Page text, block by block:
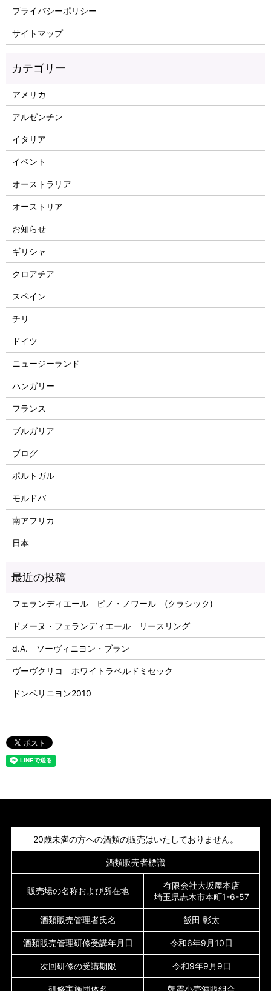
プライバシーポリシー
サイトマップ
アメリカ
アルゼンチン
イタリア
イベント
オーストラリア
オーストリア
お知らせ
ギリシャ
クロアチア
スペイン
チリ
ドイツ
ニュージーランド
ハンガリー
フランス
ブルガリア
ブログ
ポルトガル
モルドバ
南アフリカ
日本
フェランディエール ピノ・ノワール (クラシック)
ドメーヌ・フェランディエール リースリング
d.A. ソーヴィニヨン・ブラン
ヴーヴクリコ ホワイトラベルドミセック
ドンペリニヨン2010
20歳未満の方への酒類の販売はいたしておりません。
酒類販売者標識
販売場の名称および所在地
有限会社大坂屋本店
埼玉県志木市本町1-6-57
酒類販売管理者氏名 飯田 彰太
酒類販売管理研修受講年月日 令和6年9月10日
次回研修の受講期限 令和9年9月9日